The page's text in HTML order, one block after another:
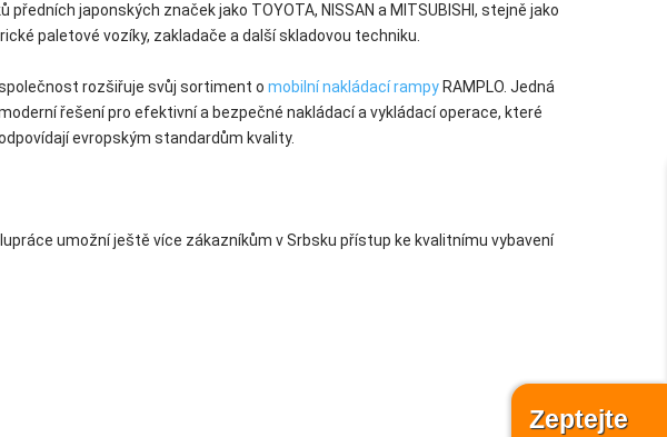
předních japonských značek jako TOYOTA, NISSAN a MITSUBISHI, stejně jako
paletové vozíky, zakladače a další skladovou techniku.
společnost rozšiřuje svůj sortiment o mobilní nakládací rampy RAMPLO. Jedná
řešení pro efektivní a bezpečné nakládací a vykládací operace, které
evropským standardům kvality.
umožní ještě více zákazníkům v Srbsku přístup ke kvalitnímu vybavení
Zeptejte